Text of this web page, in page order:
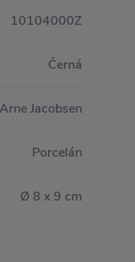
10104000Z
Černá
Jacobsen
Porcelán
Ø 8 x 9 cm